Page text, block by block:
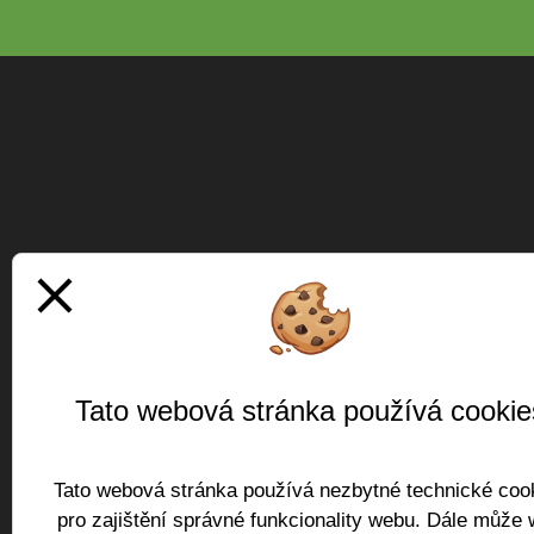
close
Tato webová stránka používá
Tato webová stránka používá nezbytné technické
pro zajištění správné funkcionality webu. Dále může